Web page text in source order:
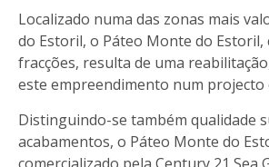
Localizado numa das zonas mais
do Estoril, o Páteo Monte do Estoril,
fracções, resulta de uma
este empreendimento num projecto
Distinguindo-se também qualidade
acabamentos, o Páteo Monte do